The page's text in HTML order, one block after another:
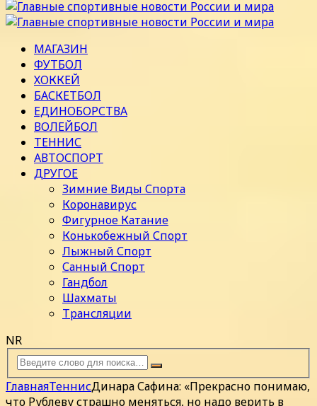
МАГАЗИН
ФУТБОЛ
ХОККЕЙ
БАСКЕТБОЛ
ЕДИНОБОРСТВА
ВОЛЕЙБОЛ
ТЕННИС
АВТОСПОРТ
ДРУГОЕ
Зимние Виды Спорта
Коронавирус
Фигурное Катание
Конькобежный Спорт
Лыжный Спорт
Санный Спорт
Гандбол
Шахматы
Трансляции
NR
ГлавнаяТеннисДинара Сафина: «Прекрасно понимаю,
что Рублеву страшно меняться, но надо верить в